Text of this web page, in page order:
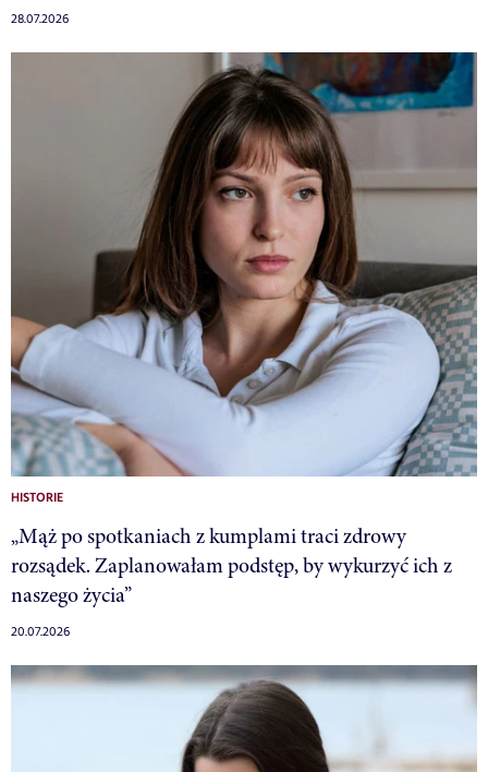
28.07.2026
HISTORIE
„Mąż po spotkaniach z kumplami traci zdrowy
rozsądek. Zaplanowałam podstęp, by wykurzyć ich z
naszego życia”
20.07.2026